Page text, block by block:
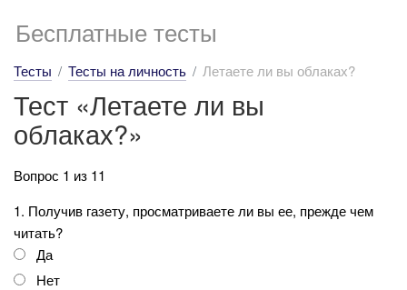
Бесплатные тесты
Тесты Тесты на личность Летаете ли вы облаках?
Тест «Летаете ли вы
облаках?»
Вопрос 1 из 11
1. Получив газету, просматриваете ли вы ее, прежде чем
читать?
Да
Нет